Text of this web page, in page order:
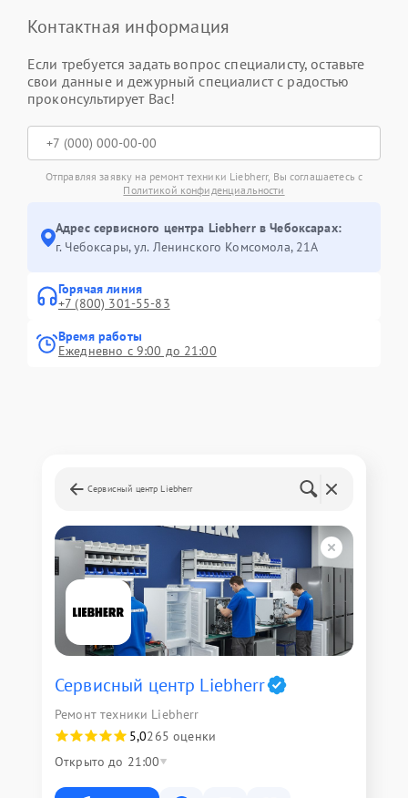
Контактная информация
Если требуется задать вопрос специалисту, оставьте
свои данные и дежурный специалист с радостью
проконсультирует Вас!
Отправляя заявку на ремонт техники Liebherr, Вы соглашаетесь с
Политикой конфиденциальности
Адрес сервисного центра Liebherr в Чебоксарах:
г. Чебоксары, ул. Ленинского Комсомола, 21А
Горячая линия
+7 (800) 301-55-83
Время работы
Ежедневно с 9:00 до 21:00
Сервисный центр Liebherr
Сервисный центр Liebherr
Ремонт техники Liebherr
5,0265 оценки
Открыто до 21:00